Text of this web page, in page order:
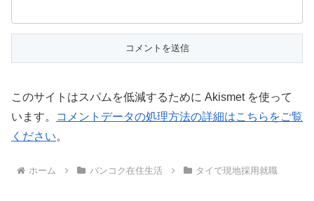
このサイトはスパムを低減するために Akismet を使って
います。
コメントデータの処理方法の詳細はこちらをご覧
ください。
ホーム バンコク在住生活 タイで現地採用就職